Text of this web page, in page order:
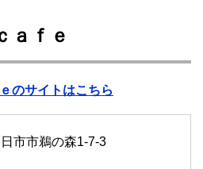
ａｆｅ
のサイトはこちら
市市鵜の森1-7-3